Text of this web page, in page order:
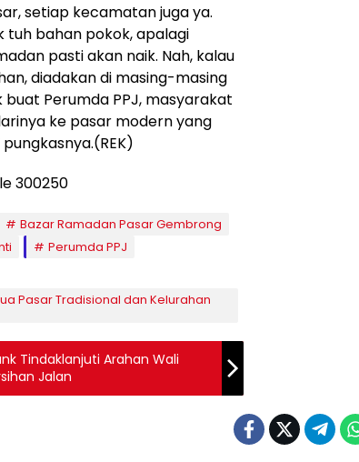
setiap kecamatan juga ya.
tuh bahan pokok, apalagi
pasti akan naik. Nah, kalau
diadakan di masing-masing
buat Perumda PPJ, masyarakat
ke pasar modern yang
Bazar Ramadan Pasar Gembrong
Perumda PPJ
Pasar Tradisional dan Kelurahan
Tindaklanjuti Arahan Wali
Jalan